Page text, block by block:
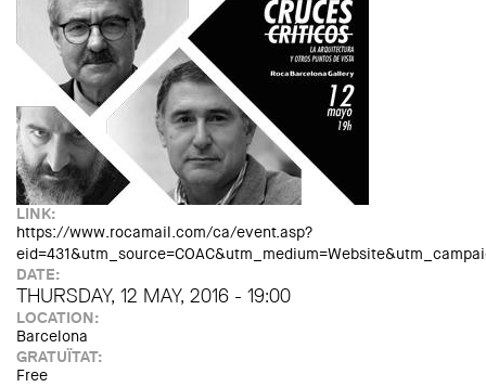
LINK:
https://www.rocamail.com/ca/event.asp?
DATE:
THURSDAY, 12 MAY, 2016 - 19:00
LOCATION:
Barcelona
GRATUÏTAT:
Free